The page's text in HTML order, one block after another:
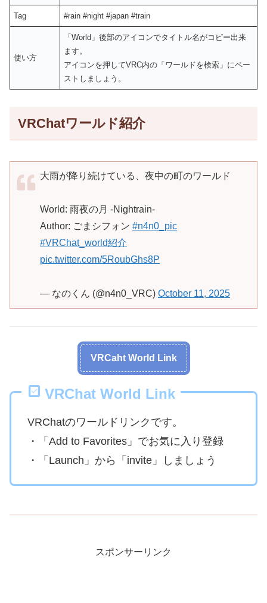
Tag #rain #night #japan #train
使い方
「World」後部のアイコンでタイトル名がコピー出来
ます。
アイコンを押してVRC内の「ワールドを検索」にペー
ストしましょう。
VRChatワールド紹介
大雨が降り続けている、夜中の町のワールド
World: 雨夜の月 -Nightrain-
Author: ごまシフォン #n4n0_pic
#VRChat_world紹介
pic.twitter.com/5RoubGhs8P
— なのくん (@n4n0_VRC) October 11, 2025
VRCaht World Link
VRChat World Link
VRChatのワールドリンクです。
・「Add to Favorites」でお気に入り登録
・「Launch」から「invite」しましょう
スポンサーリンク